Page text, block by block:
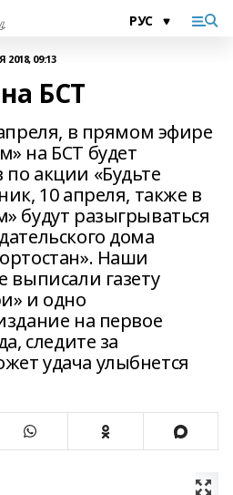
2018, 09:13
БСТ
в прямом эфире
на БСТ будет
акции «Будьте
10 апреля, также в
будут разыгрываться
дома
Наши
выписали газету
и одно
на первое
следите за
удача улыбнется